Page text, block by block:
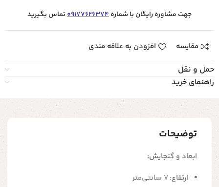
جهت مشاوره رایگان با شماره09177626374تماس بگیرید
مقایسه افزودن به علاقه مندی
حمل و نقل
راهنمای خرید
توضیحات
ابعاد و گنجایش:
ارتفاع: